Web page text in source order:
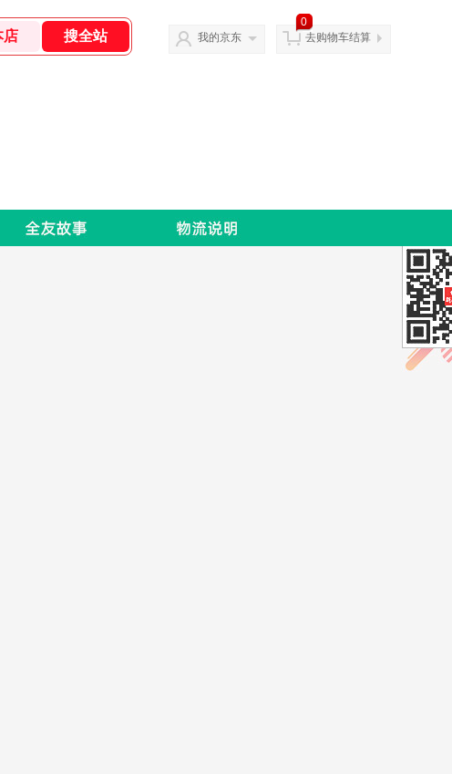
我的京东
0
去购物车结算